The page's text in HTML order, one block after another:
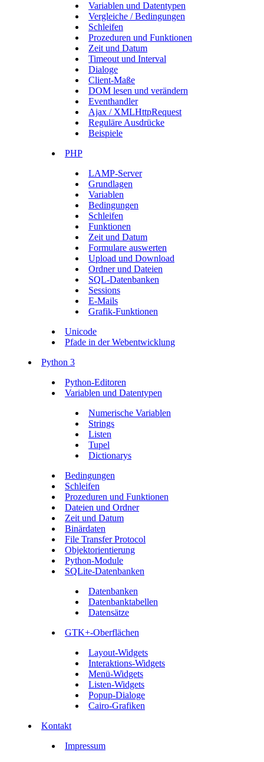
Variablen und Datentypen
Vergleiche / Bedingungen
Schleifen
Prozeduren und Funktionen
Zeit und Datum
Timeout und Interval
Dialoge
Client-Maße
DOM lesen und verändern
Eventhandler
Ajax / XMLHttpRequest
Reguläre Ausdrücke
Beispiele
PHP
LAMP-Server
Grundlagen
Variablen
Bedingungen
Schleifen
Funktionen
Zeit und Datum
Formulare auswerten
Upload und Download
Ordner und Dateien
SQL-Datenbanken
Sessions
E-Mails
Grafik-Funktionen
Unicode
Pfade in der Webentwicklung
Python 3
Python-Editoren
Variablen und Datentypen
Numerische Variablen
Strings
Listen
Tupel
Dictionarys
Bedingungen
Schleifen
Prozeduren und Funktionen
Dateien und Ordner
Zeit und Datum
Binärdaten
File Transfer Protocol
Objektorientierung
Python-Module
SQLite-Datenbanken
Datenbanken
Datenbanktabellen
Datensätze
GTK+-Oberflächen
Layout-Widgets
Interaktions-Widgets
Menü-Widgets
Listen-Widgets
Popup-Dialoge
Cairo-Grafiken
Kontakt
Impressum